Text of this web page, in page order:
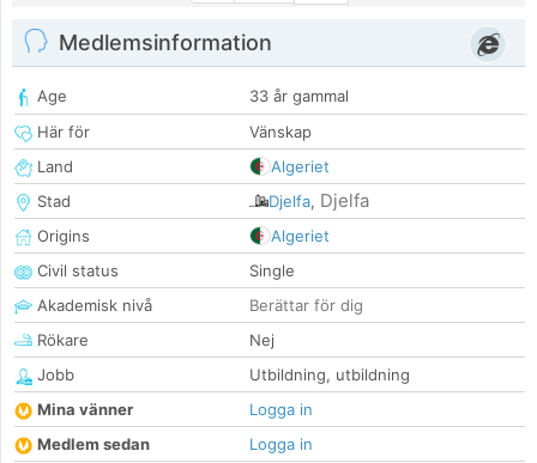
Medlemsinformation
Age
33 år gammal
Här för
Vänskap
Land
Algeriet
Stad
Djelfa, Djelfa
Origins
Algeriet
Civil status
Single
Akademisk nivå
Berättar för dig
Rökare
Nej
Jobb
Utbildning, utbildning
Mina vänner
Logga in
Medlem sedan
Logga in